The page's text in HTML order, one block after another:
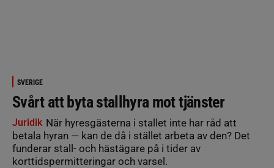
SVERIGE
Svårt att byta stallhyra mot tjänster
Juridik När hyresgästerna i stallet inte har råd att
betala hyran — kan de då i stället arbeta av den? Det
funderar stall- och hästägare på i tider av
korttidspermitteringar och varsel.